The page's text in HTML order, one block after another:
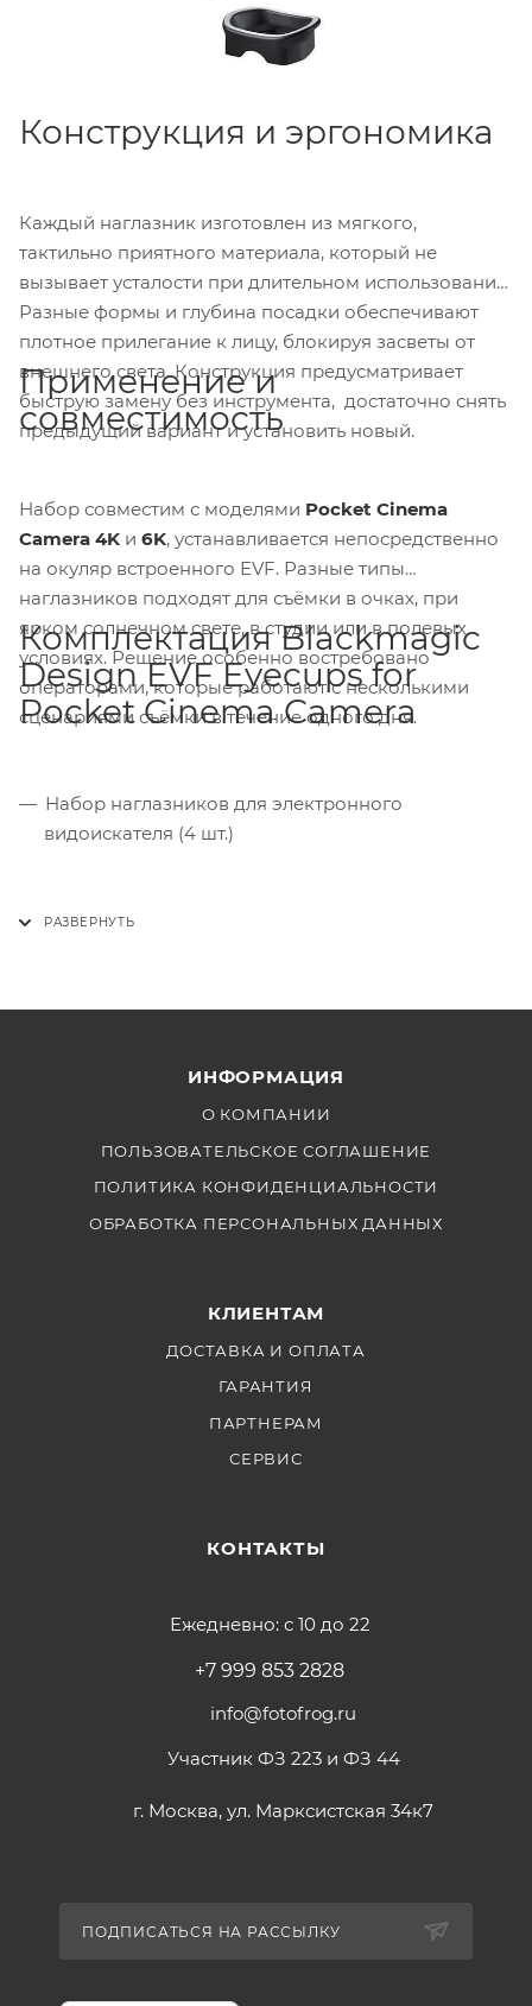
Конструкция и эргономика
Каждый наглазник изготовлен из мягкого,
тактильно приятного материала, который не
вызывает усталости при длительном использовании.
Разные формы и глубина посадки обеспечивают
плотное прилегание к лицу, блокируя засветы от
внешнего света. Конструкция предусматривает
быструю замену без инструмента, достаточно снять
предыдущий вариант и установить новый.
Применение и
совместимость
Набор совместим с моделями Pocket Cinema
Camera 4K и 6K, устанавливается непосредственно
на окуляр встроенного EVF. Разные типы
наглазников подходят для съёмки в очках, при
ярком солнечном свете, в студии или в полевых
условиях. Решение особенно востребовано
операторами, которые работают с несколькими
сценариями съёмки в течение одного дня.
Комплектация Blackmagic
Design EVF Eyecups for
Pocket Cinema Camera
Набор наглазников для электронного
видоискателя (4 шт.)
ИНФОРМАЦИЯ
О КОМПАНИИ
ПОЛЬЗОВАТЕЛЬСКОЕ СОГЛАШЕНИЕ
ПОЛИТИКА КОНФИДЕНЦИАЛЬНОСТИ
ОБРАБОТКА ПЕРСОНАЛЬНЫХ ДАННЫХ
КЛИЕНТАМ
ДОСТАВКА И ОПЛАТА
ГАРАНТИЯ
ПАРТНЕРАМ
СЕРВИС
КОНТАКТЫ
Ежедневно: с 10 до 22
+7 999 853 2828
info@fotofrog.ru
Участник ФЗ 223 и ФЗ 44
г. Москва, ул. Марксистская 34к7
ПОДПИСАТЬСЯ НА РАССЫЛКУ